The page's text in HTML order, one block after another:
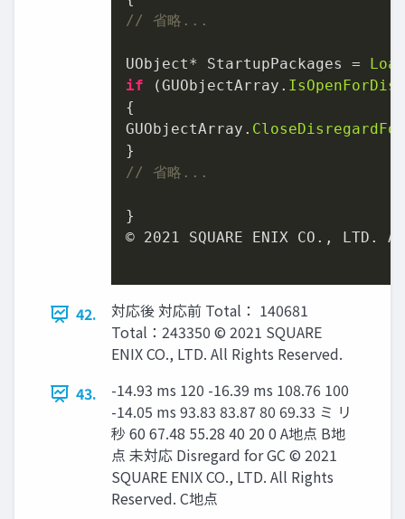
// 省略...
UObject* StartupPackages =
if (GUObjectArray.
{
GUObjectArray.
// 省略...
}
© 2021 SQUARE ENIX CO.,
42.
対応後 対応前 Total： 140681
Total：243350 © 2021 SQUARE
ENIX CO., LTD. All Rights Reserved.
43.
-14.93 ms 120 -16.39 ms 108.76 100
-14.05 ms 93.83 83.87 80 69.33 ミ リ
秒 60 67.48 55.28 40 20 0 A地点 B地
点 未対応 Disregard for GC © 2021
SQUARE ENIX CO., LTD. All Rights
Reserved. C地点